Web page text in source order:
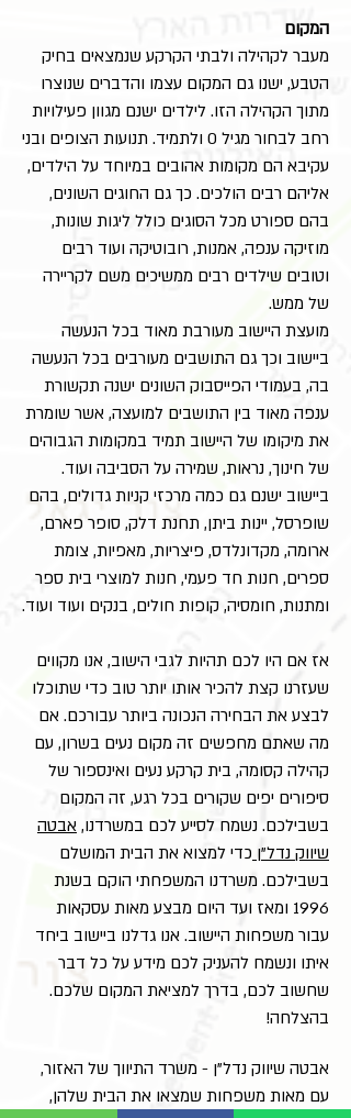
המקום
מעבר לקהילה ולבתי הקרקע שנמצאים בחיק
הטבע, ישנו גם המקום עצמו והדברים שנוצרו
מתוך הקהילה הזו. לילדים ישנם מגוון פעילויות
רחב לבחור מגיל 0 ולתמיד. תנועות הצופים ובני
עקיבא הם מקומות אהובים במיוחד על הילדים,
אליהם רבים הולכים. כך גם החוגים השונים,
בהם ספורט מכל הסוגים כולל ליגות שונות,
מוזיקה ענפה, אמנות, רובוטיקה ועוד רבים
וטובים שילדים רבים ממשיכים משם לקריירה
של ממש.
מועצת היישוב מעורבת מאוד בכל הנעשה
ביישוב וכך גם התושבים מעורבים בכל הנעשה
בה, בעמודי הפייסבוק השונים ישנה תקשורת
ענפה מאוד בין התושבים למועצה, אשר שומרת
את מיקומו של היישוב תמיד במקומות הגבוהים
של חינוך, נראות, שמירה על הסביבה ועוד.
ביישוב ישנם גם כמה מרכזי קניות גדולים, בהם
שופרסל, יינות ביתן, תחנת דלק, סופר פארם,
ארומה, מקדונלדס, פיצריות, מאפיות, צומת
ספרים, חנות חד פעמי, חנות למוצרי בית ספר
ומתנות, חומסיה, קופות חולים, בנקים ועוד ועוד.
אז אם היו לכם תהיות לגבי הישוב, אנו מקווים
שעזרנו קצת להכיר אותו יותר טוב כדי שתוכלו
לבצע את הבחירה הנכונה ביותר עבורכם. אם
מה שאתם מחפשים זה מקום נעים בשרון, עם
קהילה קסומה, בית קרקע נעים ואינספור של
סיפורים יפים שקורים בכל רגע, זה המקום
בשבילכם. נשמח לסייע לכם במשרדנו, אבטה
שיווק נדל"ן כדי למצוא את הבית המושלם
בשבילכם. משרדנו המשפחתי הוקם בשנת
1996 ומאז ועד היום מבצע מאות עסקאות
עבור משפחות היישוב. אנו גדלנו ביישוב ביחד
איתו ונשמח להעניק לכם מידע על כל דבר
שחשוב לכם, בדרך למציאת המקום שלכם.
בהצלחה!
אבטה שיווק נדל"ן - משרד התיווך של האזור,
עם מאות משפחות שמצאו את הבית שלהן,